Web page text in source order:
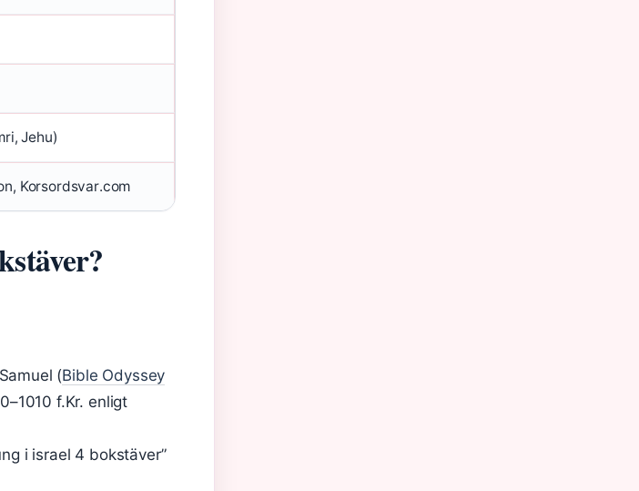
Jehu)
Korsordsvar.com
(Bible Odyssey
f.Kr. enligt
i israel 4 bokstäver”